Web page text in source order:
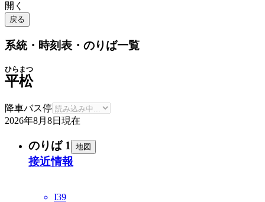
開く
戻る
系統・時刻表・のりば一覧
平松
ひらまつ
降車バス停
2026年8月8日 現在
のりば 1 地図
接近情報
I39